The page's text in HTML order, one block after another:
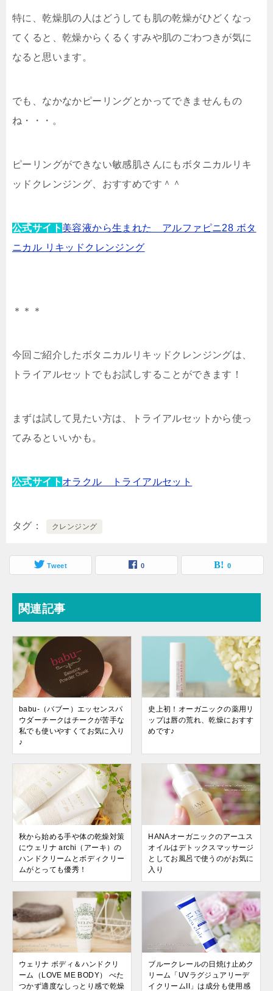
特に、乾燥肌の人はどうしても肌の乾燥がひどくなっ
てくると、乾燥からくるくすみや肌のごわつきが気に
なると思います。
でも、なかなかピーリングとかってできませんもの
ね・・・。
ピーリングができない敏感肌さんにもボタニカルリキ
ッドクレンジング、おすすめです＾＾
公式サイト 美容液から生まれた アルファピニ28 ボタ
ニカル リキッドクレンジング
＊＊＊
今回ご紹介したボタニカルリキッドクレンジングは、
トライアルセットでもお試しすることができます！
まずは試して見たい方は、トライアルセットから使っ
てみるといいかも。
公式サイト オラクル トライアルセット
タグ クレンジング
Tweet 0 0
関連記事
babu-（バブー）エッセンスパ
ウダーチークはチークが苦手な
私でも使いやすくてお気に入り
♪
史上初！オーガニックの薬用リ
ップは唇の荒れ、乾燥におすす
めです♪
秋から始める手や体の乾燥対策
にウェリナ archi（アーキ）の
ハンドクリームとボディクリー
ムがとっても優秀！
HANAオーガニックのアーユス
オイルはデトックスマッサージ
としてお風呂で使うのがお気に
入り
ウェリナ ボディ＆ハンドクリ
ーム（LOVE ME BODY） べた
つかず適度なしっとり感で乾燥
ブルークレールの日焼け止めク
リーム「UVラグジュアリーデ
イクリームII」は成分も使用感